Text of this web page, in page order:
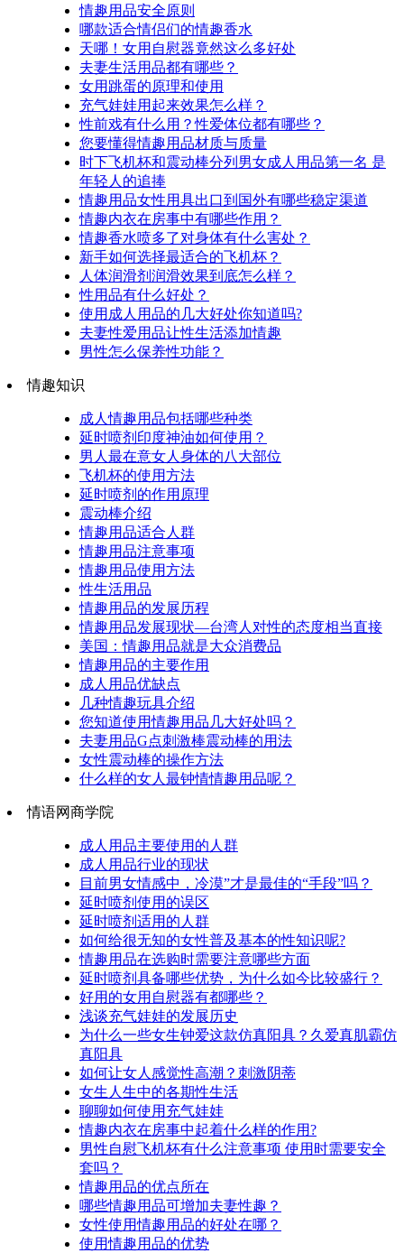
情趣用品安全原则
哪款适合情侣们的情趣香水
天哪！女用自慰器竟然这么多好处
夫妻生活用品都有哪些？
女用跳蛋的原理和使用
充气娃娃用起来效果怎么样？
性前戏有什么用？性爱体位都有哪些？
您要懂得情趣用品材质与质量
时下飞机杯和震动棒分列男女成人用品第一名 是
年轻人的追捧
情趣用品女性用具出口到国外有哪些稳定渠道
情趣内衣在房事中有哪些作用？
情趣香水喷多了对身体有什么害处？
新手如何选择最适合的飞机杯？
人体润滑剂润滑效果到底怎么样？
性用品有什么好处？
使用成人用品的几大好处你知道吗?
夫妻性爱用品让性生活添加情趣
男性怎么保养性功能？
情趣知识
成人情趣用品包括哪些种类
延时喷剂印度神油如何使用？
男人最在意女人身体的八大部位
飞机杯的使用方法
延时喷剂的作用原理
震动棒介绍
情趣用品适合人群
情趣用品注意事项
情趣用品使用方法
性生活用品
情趣用品的发展历程
情趣用品发展现状—台湾人对性的态度相当直接
美国：情趣用品就是大众消费品
情趣用品的主要作用
成人用品优缺点
几种情趣玩具介绍
您知道使用情趣用品几大好处吗？
夫妻用品G点刺激棒震动棒的用法
女性震动棒的操作方法
什么样的女人最钟情情趣用品呢？
情语网商学院
成人用品主要使用的人群
成人用品行业的现状
目前男女情感中，冷漠”才是最佳的“手段”吗？
延时喷剂使用的误区
延时喷剂适用的人群
如何给很无知的女性普及基本的性知识呢?
情趣用品在选购时需要注意哪些方面
延时喷剂具备哪些优势，为什么如今比较盛行？
好用的女用自慰器有都哪些？
浅谈充气娃娃的发展历史
为什么一些女生钟爱这款仿真阳具？久爱真肌霸仿
真阳具
如何让女人感觉性高潮？刺激阴蒂
女生人生中的各期性生活
聊聊如何使用充气娃娃
情趣内衣在房事中起着什么样的作用?
男性自慰飞机杯有什么注意事项 使用时需要安全
套吗？
情趣用品的优点所在
哪些情趣用品可增加夫妻性趣？
女性使用情趣用品的好处在哪？
使用情趣用品的优势